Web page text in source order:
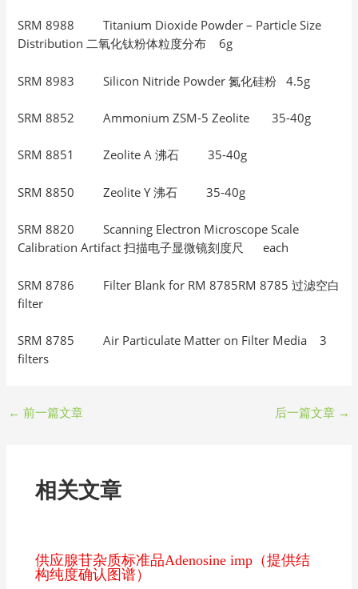
SRM 8988 Titanium Dioxide Powder – Particle Size
Distribution 二氧化钛粉体粒度分布 6g
SRM 8983 Silicon Nitride Powder 氮化硅粉 4.5g
SRM 8852 Ammonium ZSM-5 Zeolite 35-40g
SRM 8851 Zeolite A 沸石 35-40g
SRM 8850 Zeolite Y 沸石 35-40g
SRM 8820 Scanning Electron Microscope Scale
Calibration Artifact 扫描电子显微镜刻度尺 each
SRM 8786 Filter Blank for RM 8785RM 8785 过滤空白
filter
SRM 8785 Air Particulate Matter on Filter Media 3
filters
← 前一篇文章 后一篇文章 →
相关文章
供应腺苷杂质标准品Adenosine imp（提供结
构纯度确认图谱）